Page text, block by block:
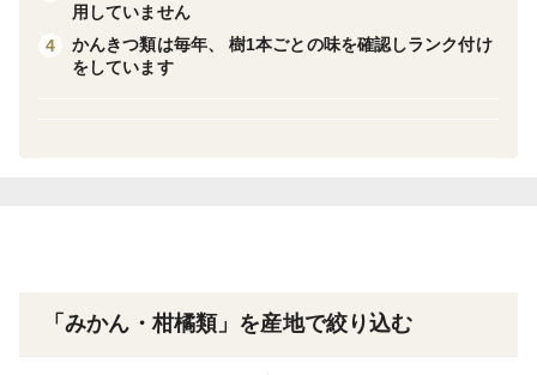
ぜひ一度ご賞味いただき、冬の蜜柑もお楽しみいただけ
れば幸いです!
「夏には必ず飲みたくなるジュースになりました!」
用していません
4
かんきつ類は毎年、 樹1本ごとの味を確認しランク付け
をしています
「みかん・柑橘類」を産地で絞り込む